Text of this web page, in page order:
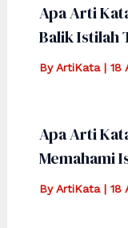
Apa Arti
Balik Istilah
ByArtiKata | 18
Apa Arti
Memahami
ByArtiKata | 18